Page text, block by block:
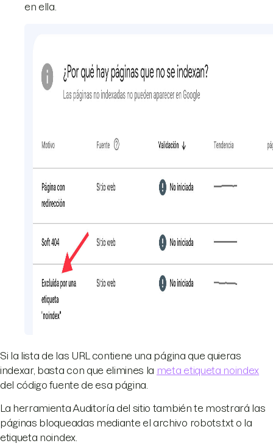
en ella.
Si la lista de las URL contiene una página que quieras
indexar, basta con que elimines la meta etiqueta noindex
del código fuente de esa página.
La herramienta Auditoría del sitio también te mostrará las
páginas bloqueadas mediante el archivo robots.txt o la
etiqueta noindex.